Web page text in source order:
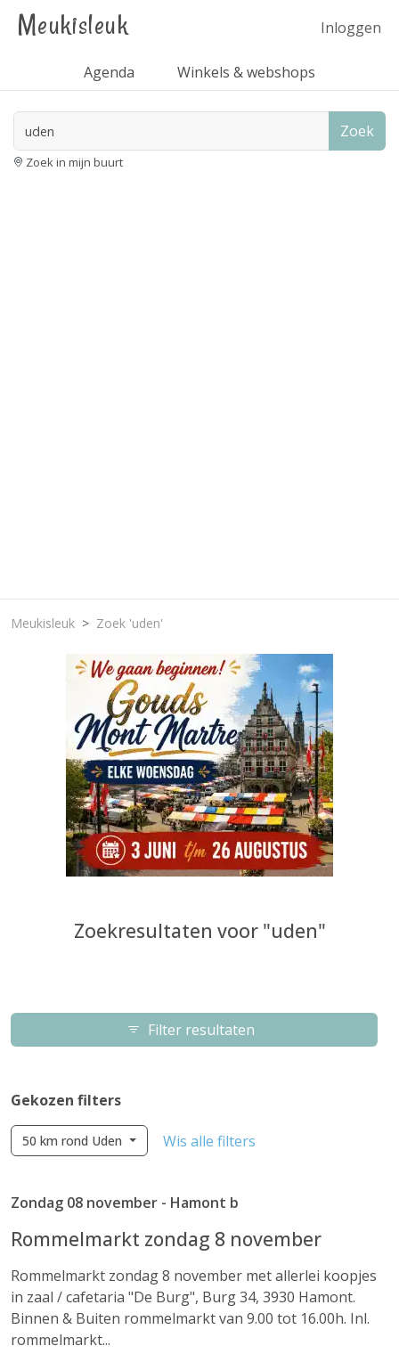
Meukisleuk Inloggen
Agenda Winkels & webshops
Zoek
Zoek in mijn buurt
Meukisleuk Zoek 'uden'
Zoekresultaten voor "uden"
Filter resultaten
Gekozen filters
50 km rond Uden Wis alle filters
Zondag 08 november - Hamont b
Rommelmarkt zondag 8 november
Rommelmarkt zondag 8 november met allerlei koopjes
in zaal / cafetaria "De Burg", Burg 34, 3930 Hamont.
Binnen & Buiten rommelmarkt van 9.00 tot 16.00h. Inl.
rommelmarkt...